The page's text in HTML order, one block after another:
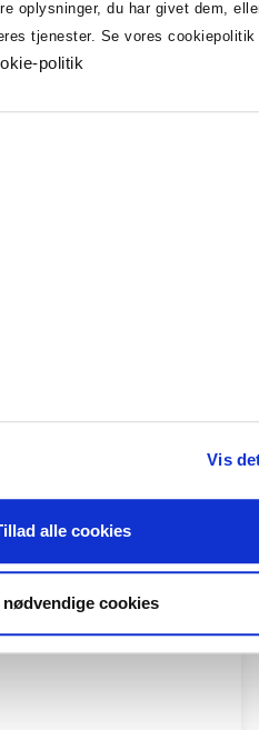
oplysninger, du har givet dem,
tjenester. Se vores cookiepolitik
politik
Vis
alle cookies
nødvendige cookies